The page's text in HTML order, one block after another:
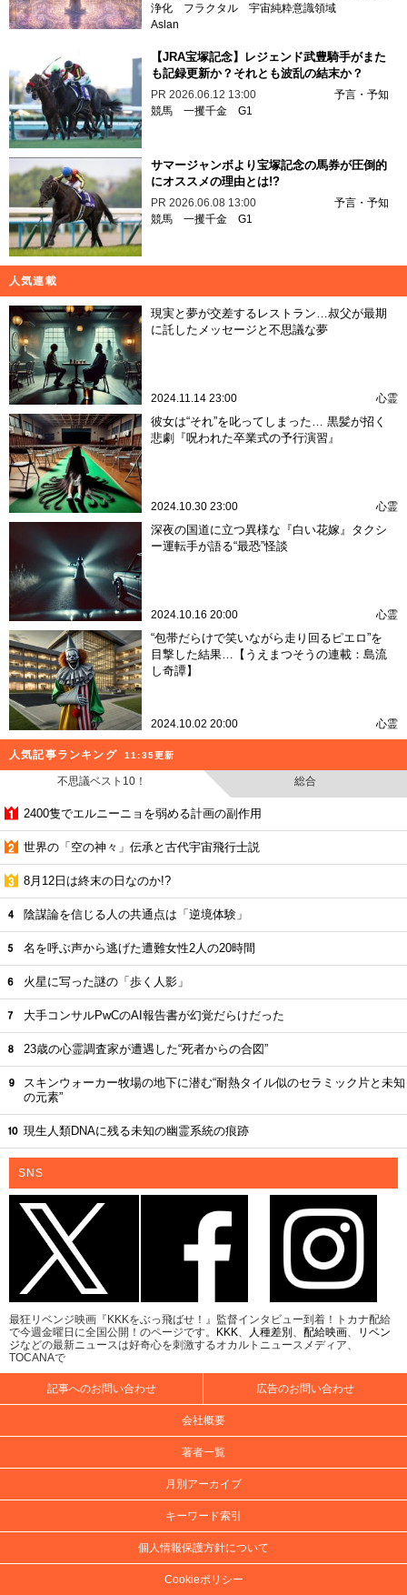
浄化
フラクタル 宇宙純粋意識領域
Aslan
【JRA宝塚記念】レジェンド武豊騎手がまた
も記録更新か？それとも波乱の結末か？
PR 2026.06.12 13:00
予言・予知
競馬 一攫千金 G1
サマージャンボより宝塚記念の馬券が圧倒的
にオススメの理由とは!?
PR 2026.06.08 13:00
予言・予知
競馬 一攫千金 G1
人気連載
現実と夢が交差するレストラン…叔父が最期
に託したメッセージと不思議な夢
2024.11.14 23:00 心霊
彼女は“それ”を叱ってしまった… 黒髪が招く
悲劇『呪われた卒業式の予行演習』
2024.10.30 23:00 心霊
深夜の国道に立つ異様な『白い花嫁』タクシ
ー運転手が語る“最恐”怪談
2024.10.16 20:00 心霊
“包帯だらけで笑いながら走り回るピエロ”を
目撃した結果…【うえまつそうの連載：島流
し奇譚】
2024.10.02 20:00 心霊
人気記事ランキング 11:35更新
不思議ベスト10！ 総合
2400隻でエルニーニョを弱める計画の副作用
世界の「空の神々」伝承と古代宇宙飛行士説
8月12日は終末の日なのか!?
陰謀論を信じる人の共通点は「逆境体験」
名を呼ぶ声から逃げた遭難女性2人の20時間
火星に写った謎の「歩く人影」
大手コンサルPwCのAI報告書が幻覚だらけだった
23歳の心霊調査家が遭遇した“死者からの合図”
スキンウォーカー牧場の地下に潜む“耐熱タイル似のセラミック片と未知
の元素”
現生人類DNAに残る未知の幽霊系統の痕跡
SNS
最狂リベンジ映画『KKKをぶっ飛ばせ！』監督インタビュー到着！トカナ配給
で今週金曜日に全国公開！のページです。
KKK、 人種差別 、 配給映画、
リベン
ジなどの最新ニュースは好奇心を刺激するオカルトニュースメディア、
TOCANAで
記事へのお問い合わせ 広告のお問い合わせ
会社概要
著者一覧
月別アーカイブ
キーワード索引
個人情報保護方針について
Cookieポリシー